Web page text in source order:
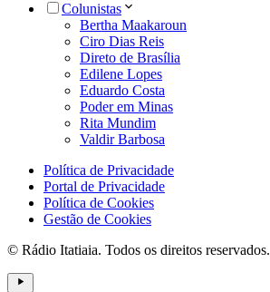
Colunistas
Bertha Maakaroun
Ciro Dias Reis
Direto de Brasília
Edilene Lopes
Eduardo Costa
Poder em Minas
Rita Mundim
Valdir Barbosa
Política de Privacidade
Portal de Privacidade
Política de Cookies
Gestão de Cookies
© Rádio Itatiaia. Todos os direitos reservados.